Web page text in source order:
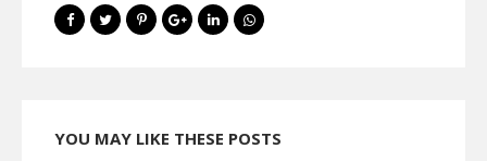
YOU MAY LIKE THESE POSTS